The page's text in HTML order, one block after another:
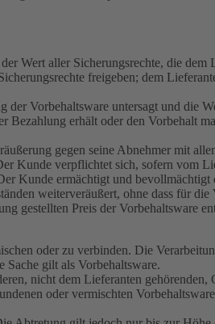
Wert aller Sicherungsrechte, die dem
freigeben; dem
Vorbehaltsware untersagt und die
erhält oder den Vorbehalt
gegen seine Abnehmer mit
Kunde verpflichtet sich, sofern vom
Kunde ermächtigt und
weiterveräußert, ohne dass für
gestellten Preis der Vorbehaltsware
oder zu verbinden. Die
Sache gilt als Vorbehaltsware.
nicht dem Lieferanten gehörenden,
oder vermischten